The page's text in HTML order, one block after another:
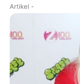
Artikel -